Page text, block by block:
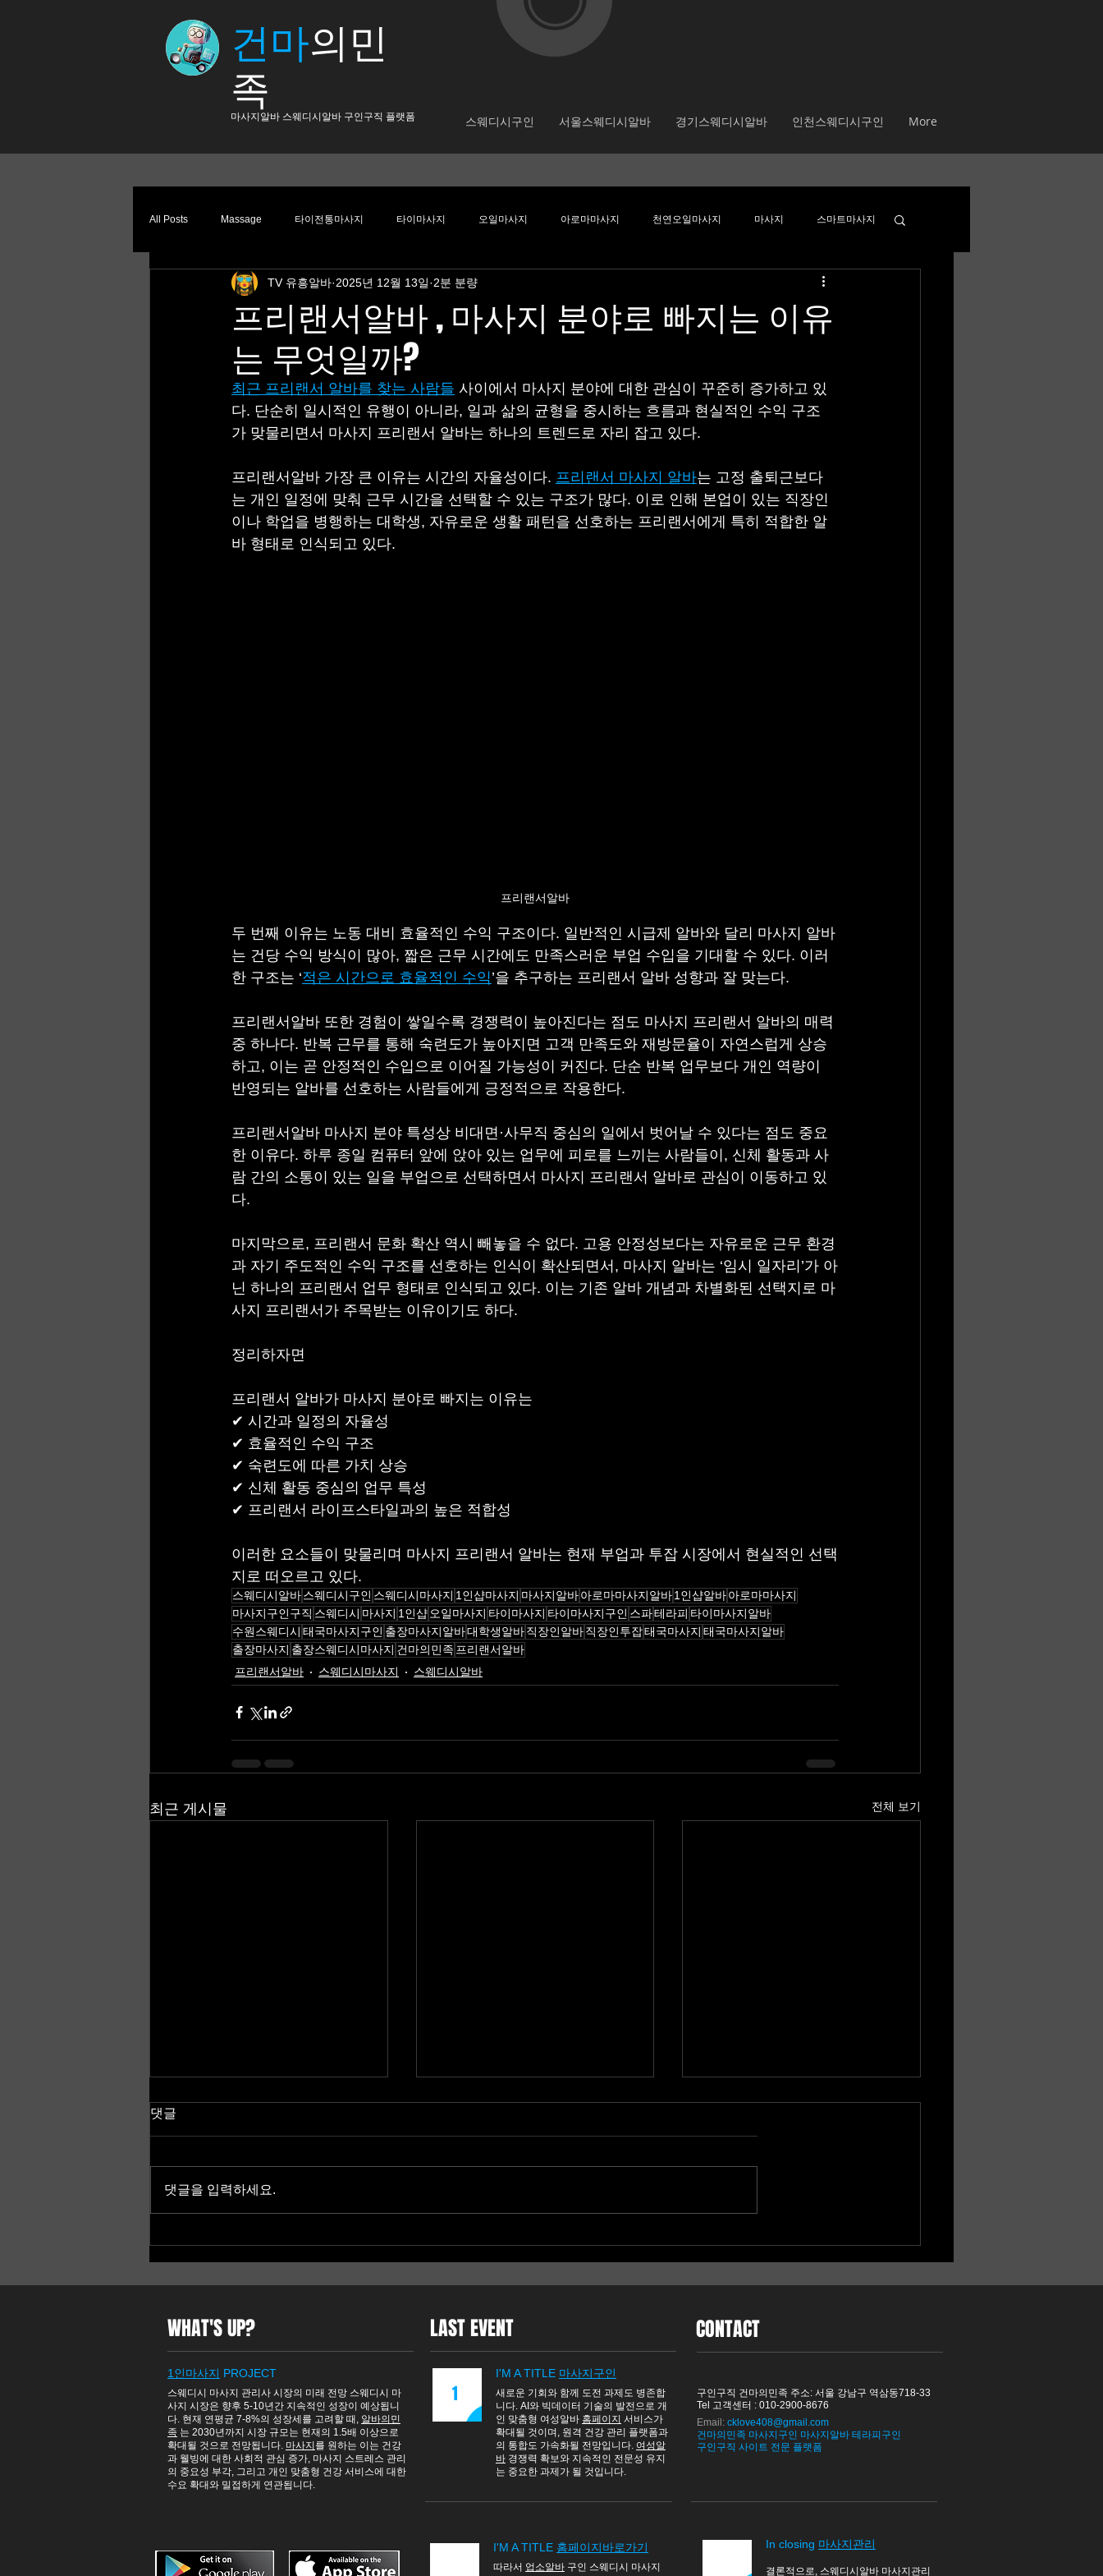
건마의​​민
족
​마사지알바 스웨디시알바 구인구직 플랫폼 스웨디시구인 서울스웨디시알바 경기스웨디시알바 인천스웨디시구인 More
All Posts Massage 타이전통마사지 타이마사지 오일마사지 아로마마사지 천연오일마사지 마사지 스마트마사지
스웨디시마사지 스웨디시 스웨디시알바 스웨디시알바 수원스웨디시
프리랜서알바 부업트렌드 부업추천
이태원 룸알바 대전룸알바 전주룸알바 룸싸롱 유흥알바키워드 유흥알바 유흥알바사이트
프리랜서알바 , 마사지 분야로 빠지는 이유
는 무엇일까?
TV 유흥알바 2025년 12월 13일 2분 분량
최근 프리랜서 알바를 찾는 사람들 사이에서 마사지 분야에 대한 관심이 꾸준히 증가하고 있
다. 단순히 일시적인 유행이 아니라, 일과 삶의 균형을 중시하는 흐름과 현실적인 수익 구조
가 맞물리면서 마사지 프리랜서 알바는 하나의 트렌드로 자리 잡고 있다.
프리랜서알바 가장 큰 이유는 시간의 자율성이다. 프리랜서 마사지 알바는 고정 출퇴근보다
는 개인 일정에 맞춰 근무 시간을 선택할 수 있는 구조가 많다. 이로 인해 본업이 있는 직장인
이나 학업을 병행하는 대학생, 자유로운 생활 패턴을 선호하는 프리랜서에게 특히 적합한 알
바 형태로 인식되고 있다.
프리랜서알바
두 번째 이유는 노동 대비 효율적인 수익 구조이다. 일반적인 시급제 알바와 달리 마사지 알바
는 건당 수익 방식이 많아, 짧은 근무 시간에도 만족스러운 부업 수입을 기대할 수 있다. 이러
한 구조는 ‘적은 시간으로 효율적인 수익’을 추구하는 프리랜서 알바 성향과 잘 맞는다.
프리랜서알바 또한 경험이 쌓일수록 경쟁력이 높아진다는 점도 마사지 프리랜서 알바의 매력
중 하나다. 반복 근무를 통해 숙련도가 높아지면 고객 만족도와 재방문율이 자연스럽게 상승
하고, 이는 곧 안정적인 수입으로 이어질 가능성이 커진다. 단순 반복 업무보다 개인 역량이
반영되는 알바를 선호하는 사람들에게 긍정적으로 작용한다.
프리랜서알바 마사지 분야 특성상 비대면·사무직 중심의 일에서 벗어날 수 있다는 점도 중요
한 이유다. 하루 종일 컴퓨터 앞에 앉아 있는 업무에 피로를 느끼는 사람들이, 신체 활동과 사
람 간의 소통이 있는 일을 부업으로 선택하면서 마사지 프리랜서 알바로 관심이 이동하고 있
다.
마지막으로, 프리랜서 문화 확산 역시 빼놓을 수 없다. 고용 안정성보다는 자유로운 근무 환경
과 자기 주도적인 수익 구조를 선호하는 인식이 확산되면서, 마사지 알바는 ‘임시 일자리’가 아
닌 하나의 프리랜서 업무 형태로 인식되고 있다. 이는 기존 알바 개념과 차별화된 선택지로 마
사지 프리랜서가 주목받는 이유이기도 하다.
정리하자면
프리랜서 알바가 마사지 분야로 빠지는 이유는
✔ 시간과 일정의 자율성
✔ 효율적인 수익 구조
✔ 숙련도에 따른 가치 상승
✔ 신체 활동 중심의 업무 특성
✔ 프리랜서 라이프스타일과의 높은 적합성
이러한 요소들이 맞물리며 마사지 프리랜서 알바는 현재 부업과 투잡 시장에서 현실적인 선택
지로 떠오르고 있다.
스웨디시알바스웨디시구인 스웨디시마사지 1인샵마사지 마사지알바아로마마사지알바1인샵알바아로마마사지
마사지구인구직 스웨디시 마사지 1인샵 오일마사지 타이마사지 타이마사지구인 스파테라피 타이마사지알바
수원스웨디시 태국마사지구인 출장마사지알바대학생알바직장인알바직장인투잡태국마사지 태국마사지알바
출장마사지 출장스웨디시마사지 건마의민족 프리랜서알바
프리랜서알바
스웨디시마사지 스웨디시알바
최근 게시물 전체 보기
스웨디시알바｜업소 선택이
중요한 이유!!
스웨디시알바·유흥알바 추천
｜여성·투잡 가능 조건 정리
스웨디시 알바, 무리하지 않고
돈 버는 방법
댓글
댓글을 입력하세요.
WHAT'S UP?
1인마사​지 PROJECT
스웨디시
마사지 관리사 시장의 미래 전망 스웨디시 마
사지 시장은 향후 5-10년간 지속적인 성장이 예상됩니
다. 현재 연평균 7-8%의 성장세를 고려할 때, 알바의민
족 는 2030년까지 시장 규모는 현재의 1.5배 이상으로
확대될 것으로 전망됩니다. 마사지 를 원하는 이는 건강
과 웰빙에 대한 사회적 관심 증가, 마사지 스트레스 관리
의 중요성 부각, 그리고 개인 맞춤형 건강 서비스에 대한
수요 확대와 밀접하게 연관됩니다.
LAST EVENT
1
I'M A TITLE 마사지구인
새로운 기회와 함께 도전 과제도 병존합
니다. AI와 빅데이터 기술의 발전으로 개
인 맞춤형 여성알바 홈페이지 서비스가
확대될 것이며, 원격 건강 관리 플랫폼과
의 통합도 가속화될 전망입니다. 여성알
바 경쟁력 확보와 지속적인 전문성 유지
는 중요한 과제가 될 것입니다.
CONTACT
​구인구직 건마의민족 주소: 서울 강남구 역삼동718-33
Tel 고객센터 : 010-2900-8676
Email: cklove408@gmail.com
건마의민족 마사지구인 마사지알바 테라피구인
​구인구직 사이트 전문 플랫폼
I'M A TITLE 홈페이지바로가기
따라서 업소알바 구인 스웨디시 마사지
In closing 마사지관리
결론적으로, 스웨디시알바 마사지관리